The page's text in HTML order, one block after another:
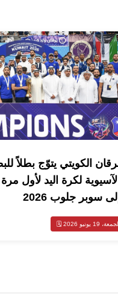
الكويتي يتوّج بطلاً
الآسيوية لكرة اليد لأول
إلى سوبر جلوب 2026
19 يونيو 2026 🗓️